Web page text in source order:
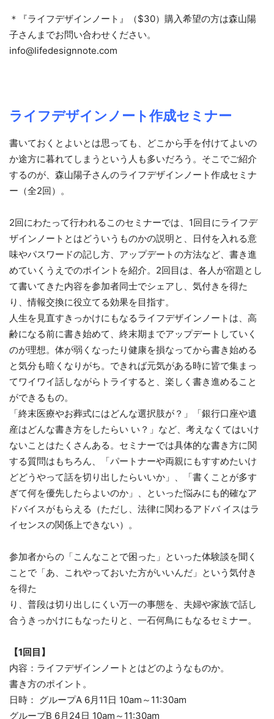
＊『ライフデザインノート』（$30）購入希望の方は森山陽
子さんまでお問い合わせください。
info@lifedesignnote.com
ライフデザインノート作成セミナー
書いておくとよいとは思っても、どこから手を付けてよいの
か途方に暮れてしまうという人も多いだろう。そこでご紹介
するのが、森山陽子さんのライフデザインノート作成セミナ
ー（全2回）。
2回にわたって行われるこのセミナーでは、1回目にライフデ
ザインノートとはどういうものかの説明と、日付を入れる意
味やパスワードの記し方、アップデートの方法など、書き進
めていくうえでのポイントを紹介。2回目は、各人が宿題とし
て書いてきた内容を参加者同士でシェアし、気付きを得た
り、情報交換に役立てる効果を目指す。
人生を見直すきっかけにもなるライフデザインノートは、高
齢になる前に書き始めて、終末期までアップデートしていく
のが理想。体が弱くなったり健康を損なってから書き始める
と気分も暗くなりがち。できれば元気がある時に皆で集まっ
てワイワイ話しながらトライすると、楽しく書き進めること
ができるもの。
「終末医療やお葬式にはどんな選択肢が？」「銀行口座や遺
産はどんな書き方をしたらい い？」など、考えなくてはいけ
ないことはたくさんある。セミナーでは具体的な書き方に関
する質問はもちろん、「パートナーや両親にもすすめたいけ
どどうやって話を切り出したらいいか」、「書くことが多す
ぎて何を優先したらよいのか」、といった悩みにも的確なア
ドバイスがもらえる（ただし、法律に関わるアドバ イスはラ
イセンスの関係上できない）。
参加者からの「こんなことで困った」といった体験談を聞く
ことで「あ、これやっておいた方がいいんだ」という気付き
を得た
り、普段は切り出しにくい万一の事態を、夫婦や家族で話し
合うきっかけにもなったりと、一石何鳥にもなるセミナー。
【1回目】
内容：ライフデザインノートとはどのようなものか。
書き方のポイント。
日時： グループA 6月11日 10am～11:30am
グループB 6月24日 10am～11:30am